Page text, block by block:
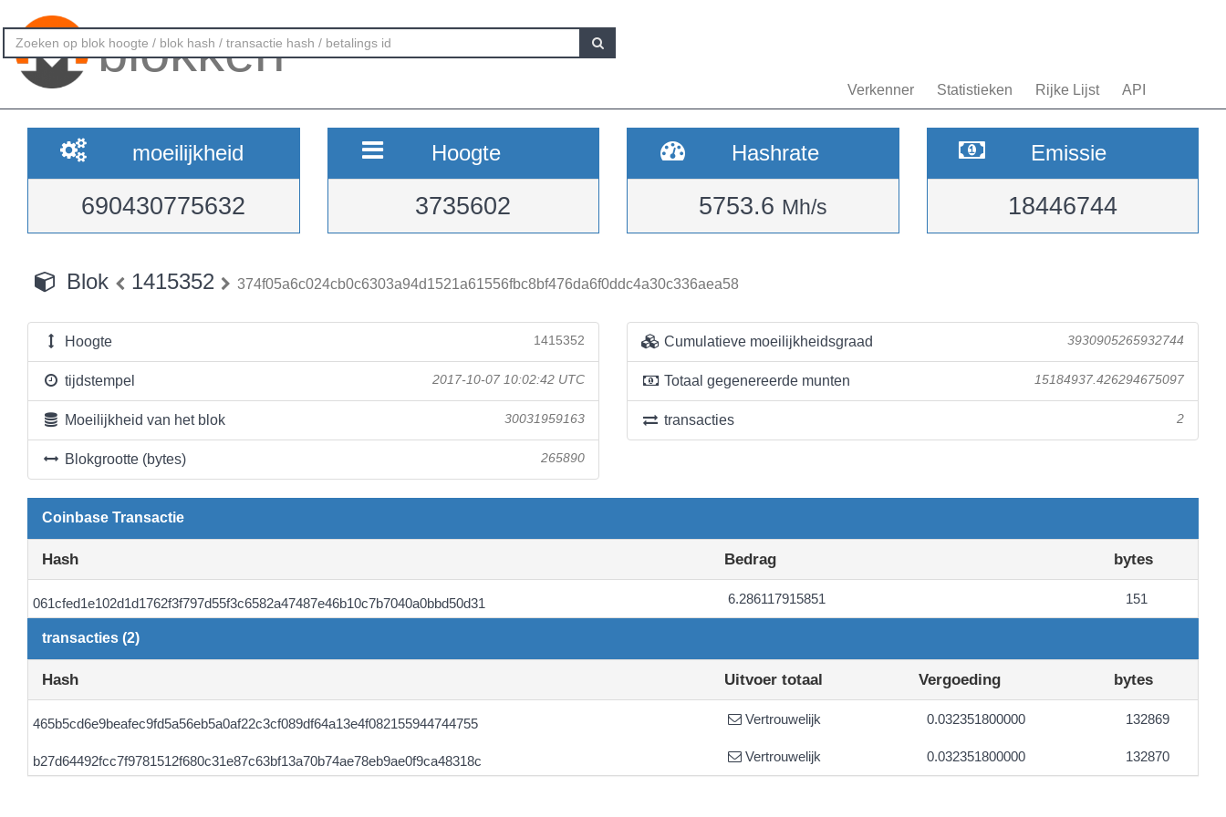
blokken
Verkenner Statistieken Rijke Lijst API
moeilijkheid
690430775632
Hoogte
3735602
Hashrate
5753.6 Mh/s
Emissie
18446744
Blok 1415352 374f05a6c024cb0c6303a94d1521a61556fbc8bf476da6f0ddc4a30c336aea58
Hoogte 1415352
tijdstempel 2017-10-07 10:02:42 UTC
Moeilijkheid van het blok 30031959163
Blokgrootte (bytes) 265890
Cumulatieve moeilijkheidsgraad 3930905265932744
Totaal gegenereerde munten 15184937.426294675097
transacties 2
Coinbase Transactie
Hash Bedrag bytes
061cfed1e102d1d1762f3f797d55f3c6582a47487e46b10c7b7040a0bbd50d31 6.286117915851 151
transacties (2)
Hash Uitvoer totaal Vergoeding bytes
465b5cd6e9beafec9fd5a56eb5a0af22c3cf089df64a13e4f082155944744755 Vertrouwelijk 0.032351800000 132869
b27d64492fcc7f9781512f680c31e87c63bf13a70b74ae78eb9ae0f9ca48318c Vertrouwelijk 0.032351800000 132870